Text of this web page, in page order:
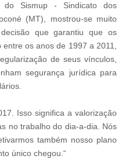
Sismup - Sindicato dos
(MT), mostrou-se muito
que garantiu que os
os anos de 1997 a 2011,
de seus vínculos,
segurança jurídica para
Isso significa a valorização
no trabalho do dia-a-dia. Nós
também nosso plano
único chegou.“